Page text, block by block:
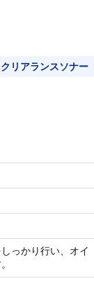
クリアランスソナー
っかり行い、オイ